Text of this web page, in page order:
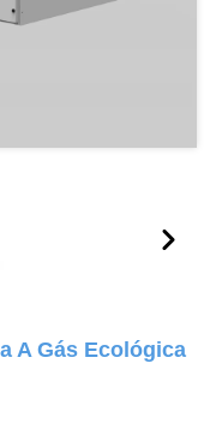
A Gás Ecológica